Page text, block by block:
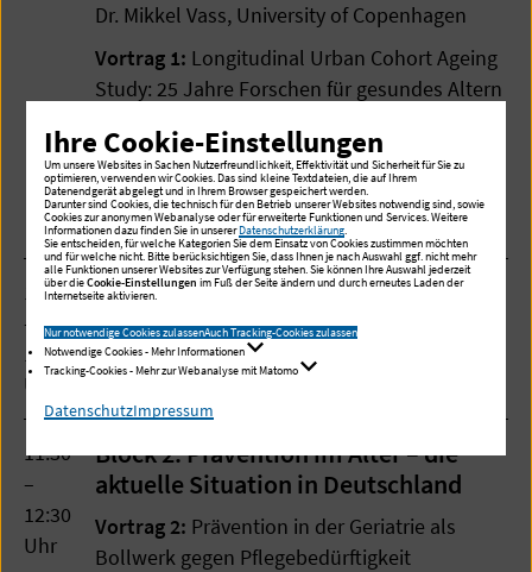
Dr. Mikkel Vass, University of Copenhagen
Vortrag 1: Longitudinal Urban Cohort Ageing
Study: 25 Jahre Forschen für gesundes Altern
ein Muss
Dr. Ulrike Dapp, Forschungskoordinatorin und
LUCAS Studienleitung
11:00
–
11:30
Uhr
Kaffeepause
11:30
–
12:30
Uhr
Block 2: Prävention im Alter – die
aktuelle Situation in Deutschland
Vortrag 2: Prävention in der Geriatrie als
Bollwerk gegen Pflegebedürftigkeit
Ihre Cookie-Einstellungen
Um unsere Websites in Sachen Nutzerfreundlichkeit, Effektivität und Sicherheit für Sie zu
optimieren, verwenden wir Cookies. Das sind kleine Textdateien, die auf Ihrem
Datenendgerät abgelegt und in Ihrem Browser gespeichert werden.
Darunter sind Cookies, die technisch für den Betrieb unserer Websites notwendig sind, sowie
Cookies zur anonymen Webanalyse oder für erweiterte Funktionen und Services. Weitere
Informationen dazu finden Sie in unsererDatenschutzerklärung
Sie entscheiden, für welche Kategorien Sie dem Einsatz von Cookies zustimmen möchten
und für welche nicht. Bitte berücksichtigen Sie, dass Ihnen je nach Auswahl ggf. nicht mehr
alle Funktionen unserer Websites zur Verfügung stehen. Sie können Ihre Auswahl jederzeit
über dieCookie-Einstellungen im Fuß der Seite ändern und durch erneutes Laden der
Internetseite aktivieren.
Nur notwendige Cookies zulassenAuch Tracking-Cookies zulassen
Notwendige Cookies - Mehr Informationen
Tracking-Cookies - Mehr zur Webanalyse mit Matomo
DatenschutzImpressum